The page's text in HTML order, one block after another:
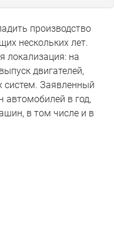
производство
нескольких лет.
локализация: на
двигателей,
систем. Заявленный
автомобилей в год,
в том числе и в